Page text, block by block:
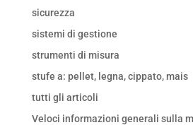
sicurezza
sistemi di gestione
strumenti di misura
stufe a: pellet, legna, cippato, mais
tutti gli articoli
Veloci informazioni generali sulla